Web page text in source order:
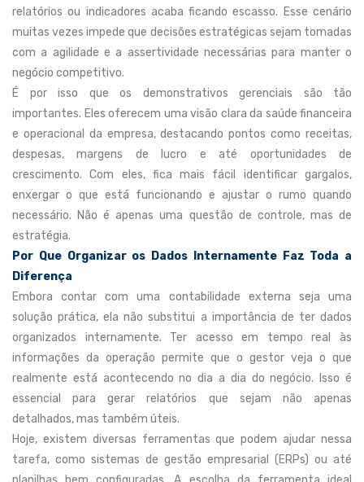
relatórios ou indicadores acaba ficando escasso. Esse cenário
muitas vezes impede que decisões estratégicas sejam tomadas
com a agilidade e a assertividade necessárias para manter o
negócio competitivo.
É por isso que os demonstrativos gerenciais são tão
importantes. Eles oferecem uma visão clara da saúde financeira
e operacional da empresa, destacando pontos como receitas,
despesas, margens de lucro e até oportunidades de
crescimento. Com eles, fica mais fácil identificar gargalos,
enxergar o que está funcionando e ajustar o rumo quando
necessário. Não é apenas uma questão de controle, mas de
estratégia.
Por Que Organizar os Dados Internamente Faz Toda a
Diferença
Embora contar com uma contabilidade externa seja uma
solução prática, ela não substitui a importância de ter dados
organizados internamente. Ter acesso em tempo real às
informações da operação permite que o gestor veja o que
realmente está acontecendo no dia a dia do negócio. Isso é
essencial para gerar relatórios que sejam não apenas
detalhados, mas também úteis.
Hoje, existem diversas ferramentas que podem ajudar nessa
tarefa, como sistemas de gestão empresarial (ERPs) ou até